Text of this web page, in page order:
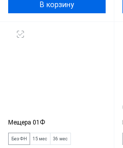
В корзину
Мещера 01Ф
Без ФН 15 мес 36 мес